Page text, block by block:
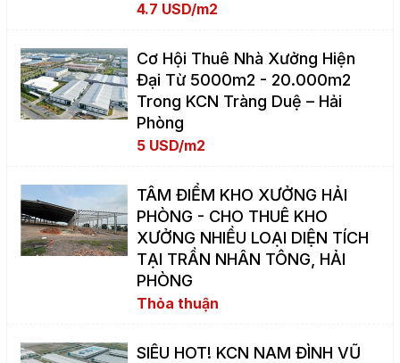
4.7 USD/m2
Cơ Hội Thuê Nhà Xưởng Hiện
Đại Từ 5000m2 - 20.000m2
Trong KCN Tràng Duệ – Hải
Phòng
5 USD/m2
TÂM ĐIỂM KHO XƯỞNG HẢI
PHÒNG - CHO THUÊ KHO
XƯỞNG NHIỀU LOẠI DIỆN TÍCH
TẠI TRẦN NHÂN TÔNG, HẢI
PHÒNG
Thỏa thuận
SIÊU HOT! KCN NAM ĐÌNH VŨ